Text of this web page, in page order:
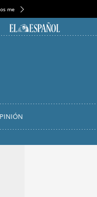
medievales más espectaculares